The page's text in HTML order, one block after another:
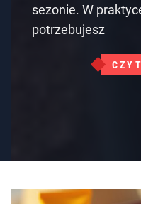
sezonie. W
potrzebujesz